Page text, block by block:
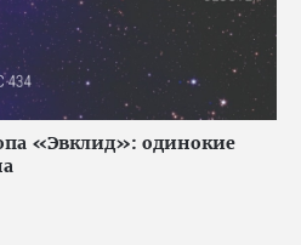
«Эвклид»: одинокие